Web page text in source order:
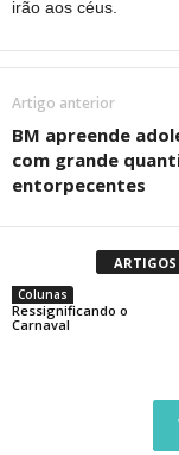
irão aos céus.
Artigo anterior
BM apreende
com grande
entorpecentes
ARTIGOS
Colunas
Ressignificando o
Carnaval